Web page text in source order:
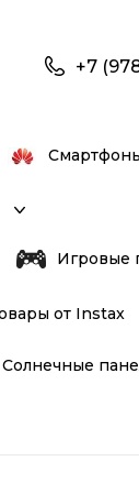
+7
Игровые
от Instax
Солнечные